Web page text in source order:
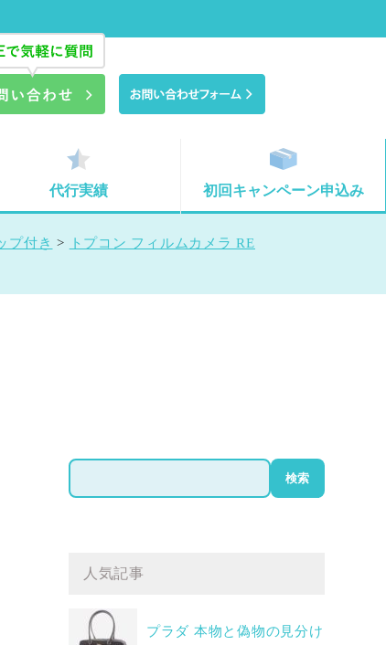
代行実績 初回キャンペーン申込み
プ付き >
トプコン フィルムカメラ RE
検
索
検索
人気記事
プラダ 本物と偽物の見分け